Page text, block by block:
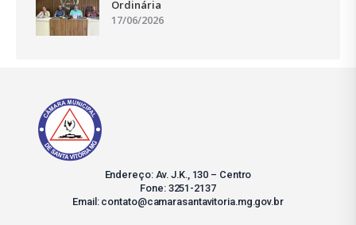
Ordinária
17/06/2026
Endereço: Av. J.K., 130 – Centro
Fone: 3251-2137
Email: contato@camarasantavitoria.mg.gov.br